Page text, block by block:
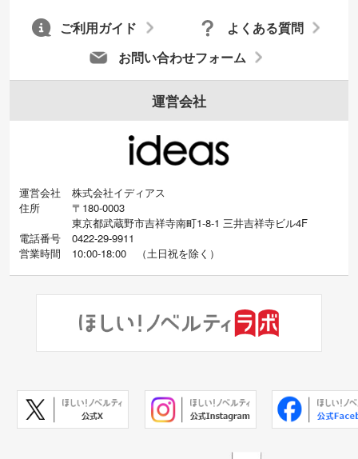
お問い合わせフォーム
よくある質問
ご利用ガイド
運営会社
運営会社
株式会社イディアス
住所
〒180-0003
東京都武蔵野市吉祥寺南町1-8-1 三井吉祥寺ビル4F
電話番号
0422-29-9911
営業時間
10:00-18:00 （土日祝を除く）